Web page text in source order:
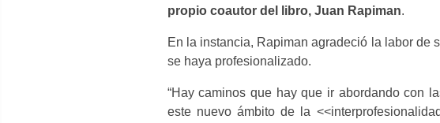
propio coautor del libro, Juan Rapiman.
En la instancia, Rapiman agradeció la labor de
se haya profesionalizado.
“Hay caminos que hay que ir abordando con
este nuevo ámbito de la